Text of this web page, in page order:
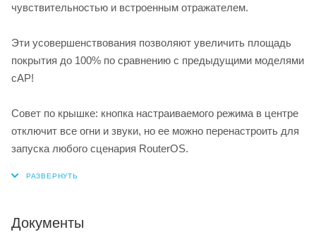
чувствительностью и встроенным отражателем.
Эти усовершенствования позволяют увеличить площадь
покрытия до 100% по сравнению с предыдущими моделями
cAP!
Совет по крышке: кнопка настраиваемого режима в центре
отключит все огни и звуки, но ее можно перенастроить для
запуска любого сценария RouterOS.
Документы